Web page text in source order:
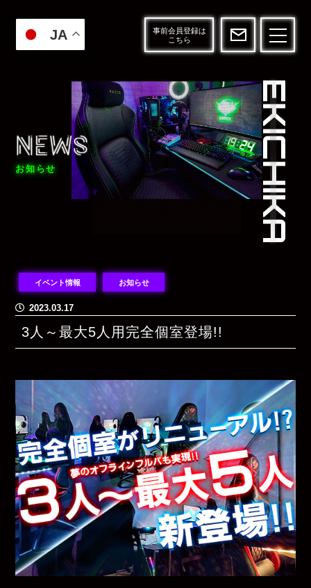
事前会員登録は
こちら
EKICHIKA
NEWS
NEWS
NEWS
NEWS
お知らせ
イベント情報 お知らせ
2023.03.17
3人～最大5人用完全個室登場!!
JA